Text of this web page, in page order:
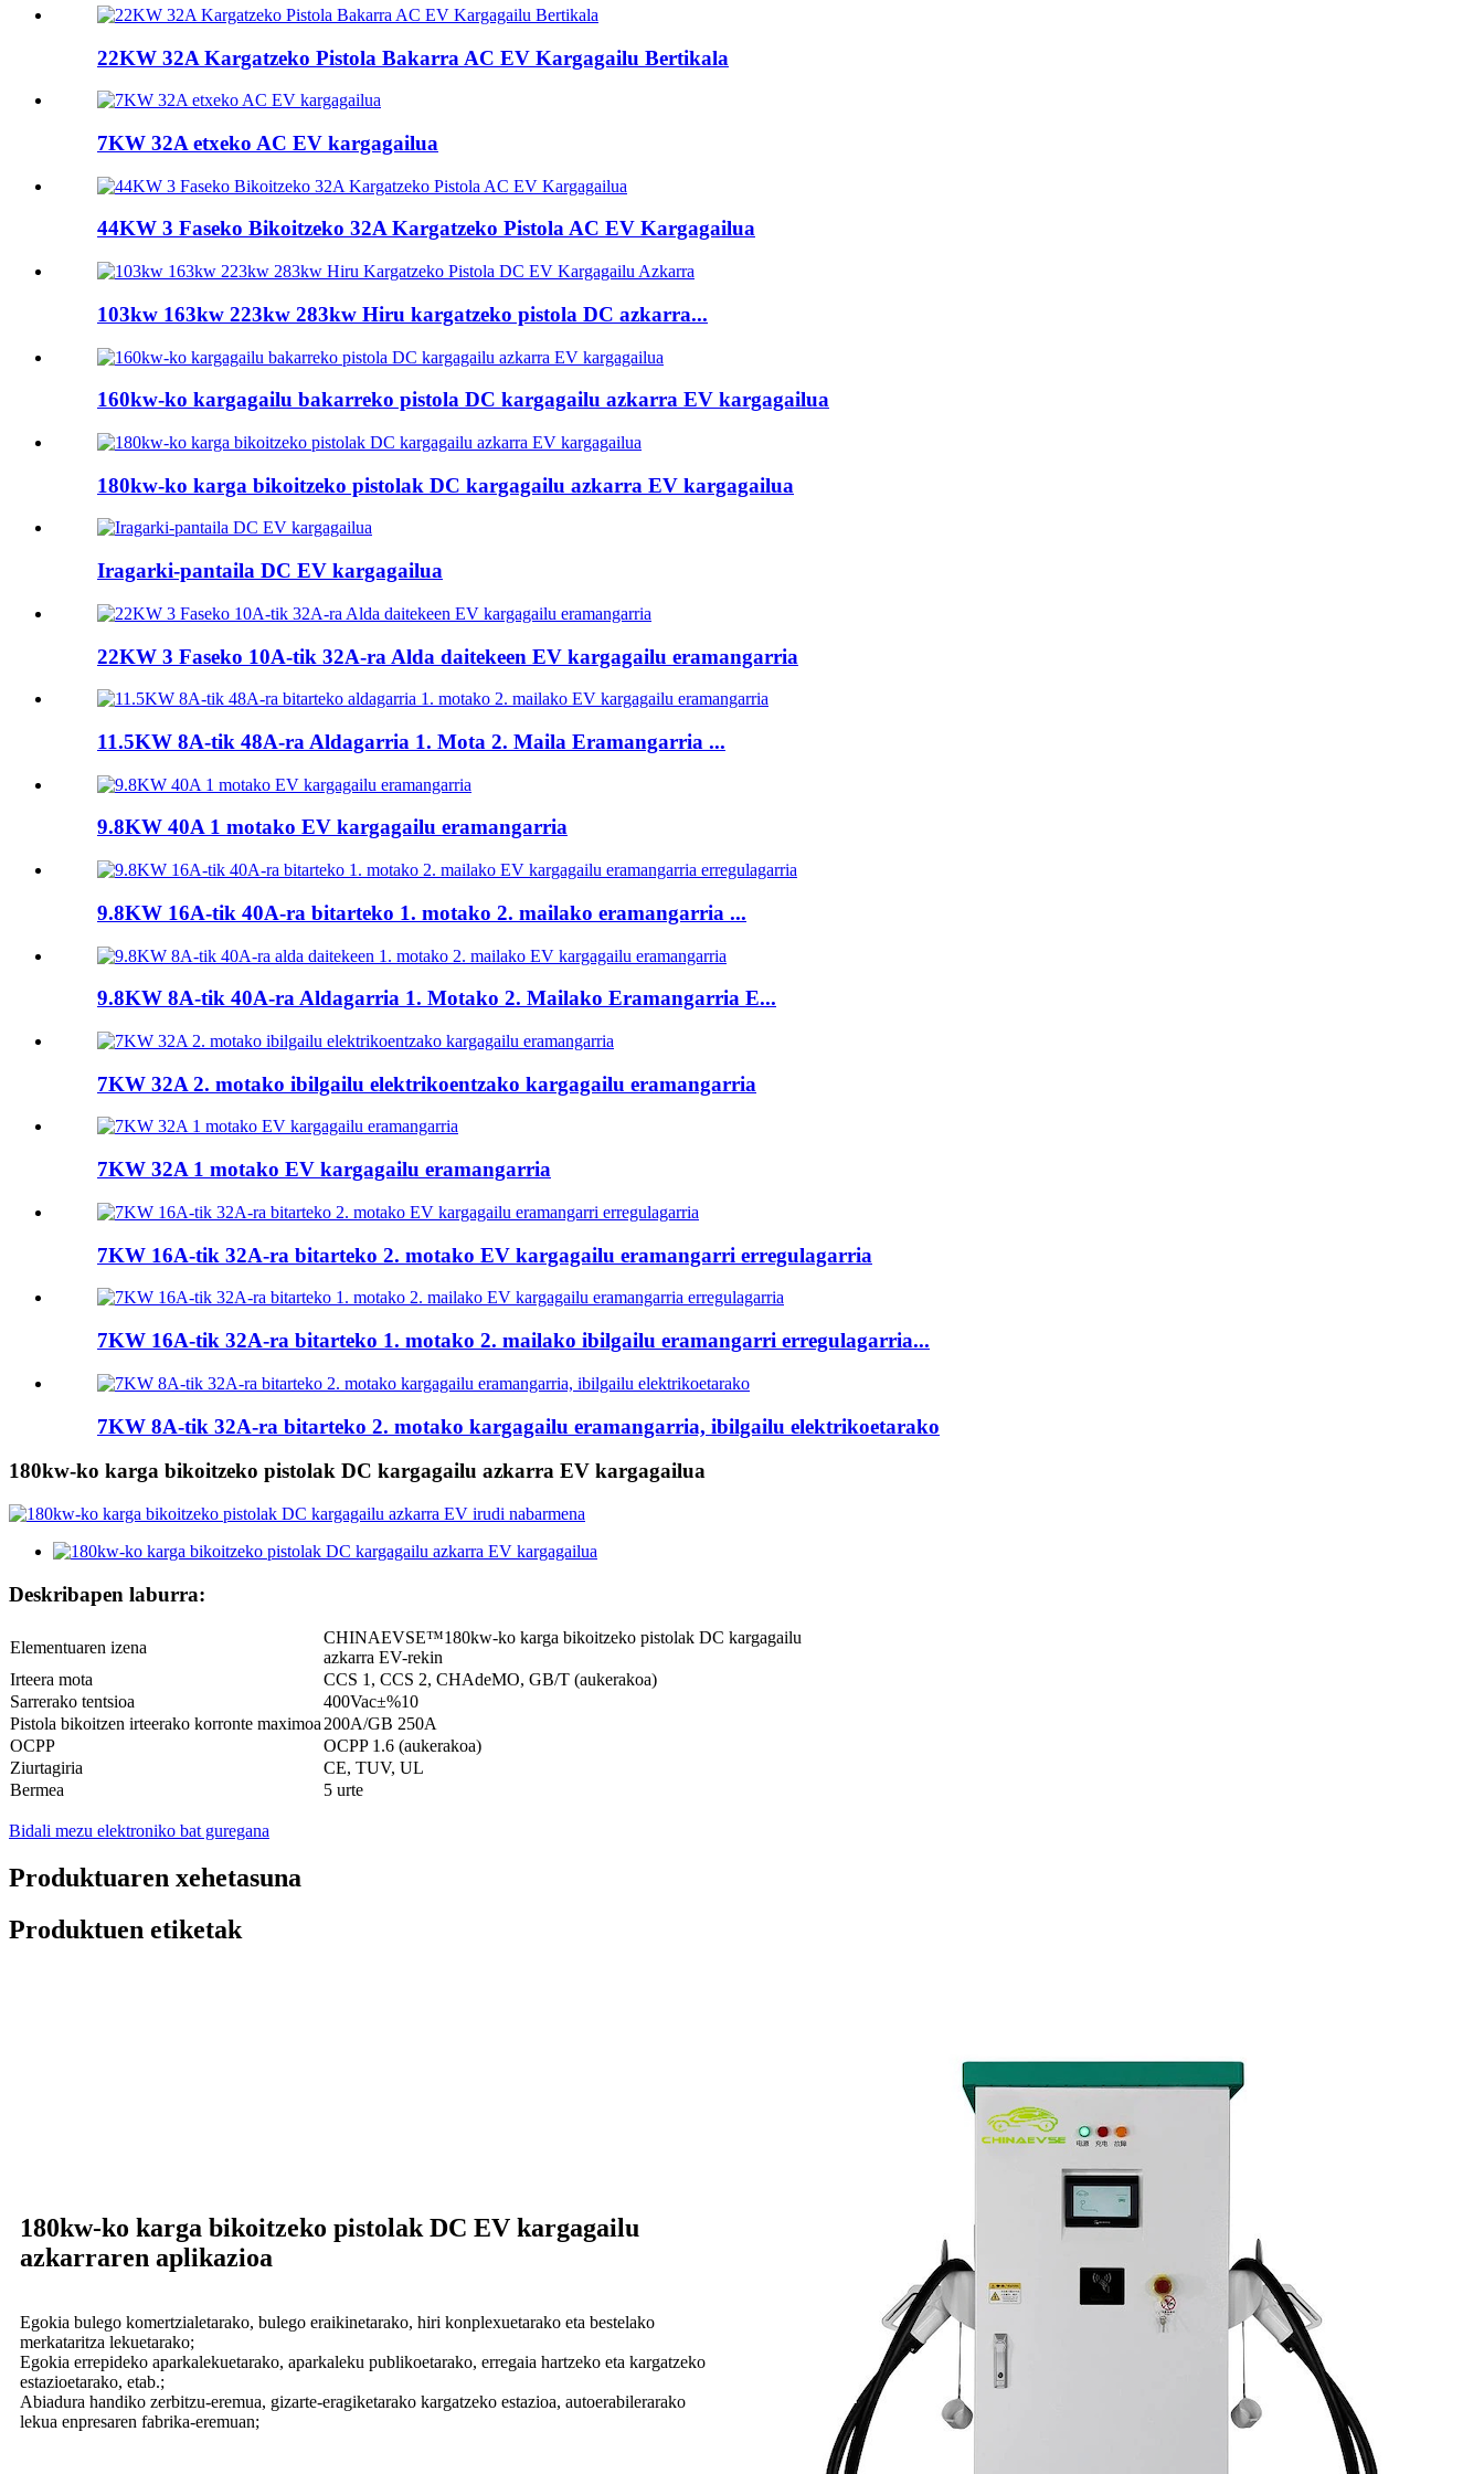
22KW 32A Kargatzeko Pistola Bakarra AC EV Kargagailu Bertikala
7KW 32A etxeko AC EV kargagailua
44KW 3 Faseko Bikoitzeko 32A Kargatzeko Pistola AC EV Kargagailua
103kw 163kw 223kw 283kw Hiru kargatzeko pistola DC azkarra...
160kw-ko kargagailu bakarreko pistola DC kargagailu azkarra EV kargagailua
180kw-ko karga bikoitzeko pistolak DC kargagailu azkarra EV kargagailua
Iragarki-pantaila DC EV kargagailua
22KW 3 Faseko 10A-tik 32A-ra Alda daitekeen EV kargagailu eramangarria
11.5KW 8A-tik 48A-ra Aldagarria 1. Mota 2. Maila Eramangarria ...
9.8KW 40A 1 motako EV kargagailu eramangarria
9.8KW 16A-tik 40A-ra bitarteko 1. motako 2. mailako eramangarria ...
9.8KW 8A-tik 40A-ra Aldagarria 1. Motako 2. Mailako Eramangarria E...
7KW 32A 2. motako ibilgailu elektrikoentzako kargagailu eramangarria
7KW 32A 1 motako EV kargagailu eramangarria
7KW 16A-tik 32A-ra bitarteko 2. motako EV kargagailu eramangarri erregulagarria
7KW 16A-tik 32A-ra bitarteko 1. motako 2. mailako ibilgailu eramangarri erregulagarria...
7KW 8A-tik 32A-ra bitarteko 2. motako kargagailu eramangarria, ibilgailu elektrikoetarako
180kw-ko karga bikoitzeko pistolak DC kargagailu azkarra EV kargagailua
Deskribapen laburra:
Elementuaren izena
CHINAEVSE™️180kw-ko karga bikoitzeko pistolak DC kargagailu
azkarra EV-rekin
Irteera mota
CCS 1, CCS 2, CHAdeMO, GB/T (aukerakoa)
Sarrerako tentsioa
400Vac±%10
Pistola bikoitzen irteerako korronte maximoa 200A/GB 250A
OCPP
OCPP 1.6 (aukerakoa)
Ziurtagiria
CE, TUV, UL
Bermea
5 urte
Bidali mezu elektroniko bat guregana
Produktuaren xehetasuna
Produktuen etiketak
180kw-ko karga bikoitzeko pistolak DC EV kargagailu
azkarraren aplikazioa
Egokia bulego komertzialetarako, bulego eraikinetarako, hiri konplexuetarako eta bestelako
merkataritza lekuetarako;
Egokia errepideko aparkalekuetarako, aparkaleku publikoetarako, erregaia hartzeko eta kargatzeko
estazioetarako, etab.;
Abiadura handiko zerbitzu-eremua, gizarte-eragiketarako kargatzeko estazioa, autoerabilerarako
lekua enpresaren fabrika-eremuan;